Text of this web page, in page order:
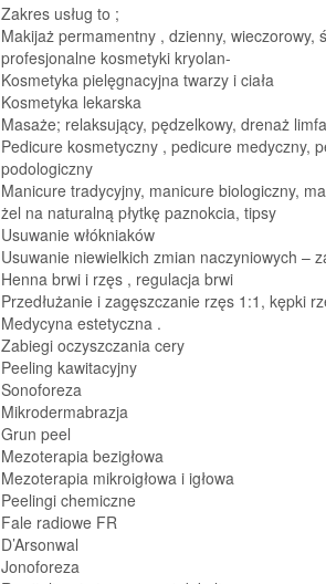
Zakres usług to ;
Makijaż permamentny , dzienny, wieczorowy,
profesjonalne kosmetyki kryolan-
Kosmetyka pielęgnacyjna twarzy i ciała
Kosmetyka lekarska
Masaże; relaksujący, pędzelkowy, drenaż
Pedicure kosmetyczny , pedicure medyczny,
podologiczny
Manicure tradycyjny, manicure biologiczny,
żel na naturalną płytkę paznokcia, tipsy
Usuwanie włókniaków
Usuwanie niewielkich zmian naczyniowych –
Henna brwi i rzęs , regulacja brwi
Przedłużanie i zagęszczanie rzęs 1:1, kępki
Medycyna estetyczna .
Zabiegi oczyszczania cery
Peeling kawitacyjny
Sonoforeza
Mikrodermabrazja
Grun peel
Mezoterapia bezigłowa
Mezoterapia mikroigłowa i igłowa
Peelingi chemiczne
Fale radiowe FR
D’Arsonwal
Jonoforeza